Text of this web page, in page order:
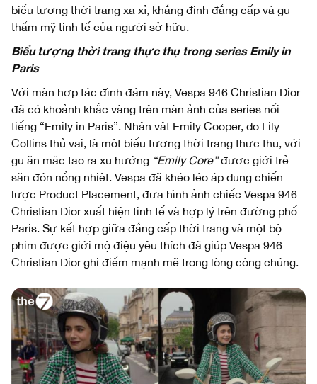
biểu tượng thời trang xa xỉ, khẳng định đẳng cấp và gu
thẩm mỹ tinh tế của người sở hữu.
Biểu tượng thời trang thực thụ trong series Emily in
Paris
Với màn hợp tác đình đám này, Vespa 946 Christian Dior
đã có khoảnh khắc vàng trên màn ảnh của series nổi
tiếng “Emily in Paris”. Nhân vật Emily Cooper, do Lily
Collins thủ vai, là một biểu tượng thời trang thực thụ, với
gu ăn mặc tạo ra xu hướng “Emily Core”được giới trẻ
săn đón nồng nhiệt. Vespa đã khéo léo áp dụng chiến
lược Product Placement, đưa hình ảnh chiếc Vespa 946
Christian Dior xuất hiện tinh tế và hợp lý trên đường phố
Paris. Sự kết hợp giữa đẳng cấp thời trang và một bộ
phim được giới mộ điệu yêu thích đã giúp Vespa 946
Christian Dior ghi điểm mạnh mẽ trong lòng công chúng.